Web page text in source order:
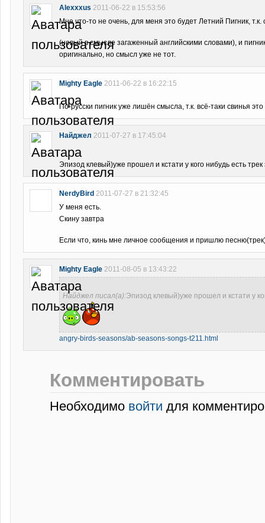
Alexxxus 2011-06-22 в 15:53:56
Мне что-то не очень, для меня это будет Летний Пигник,
(новый в смысле загаженный английскими словами), и
оригинально, но смысл уже не тот.
Mighty Eagle 2011-06-22 в 16:22:15
По-русски пигник уже лишён смысла, т.к. всё-таки свинья
Найджел 2011-07-27 в 17:45:04
Эпизод клевый)уже прошел и кстати у кого нибудь есть
NerdyBird 2011-07-27 в 21:32:45
У меня есть.
Скину завтра
Если что, кинь мне личное сообщения и пришлю
Mighty Eagle 2011-08-05 в 13:43:22
Найджел писал(а):Эпизод клевый)уже прошел и кстати у
angry-birds-seasons/ab-seasons-songs-t211.html
Комментировать
Необходимо войти для